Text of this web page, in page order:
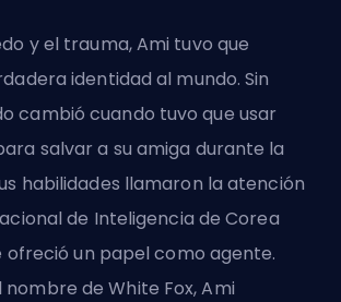
y el trauma, Ami tuvo que
identidad al mundo. Sin
cambió cuando tuvo que usar
salvar a su amiga durante la
habilidades llamaron la atención
de Inteligencia de Corea
ofreció un papel como agente.
de White Fox, Ami